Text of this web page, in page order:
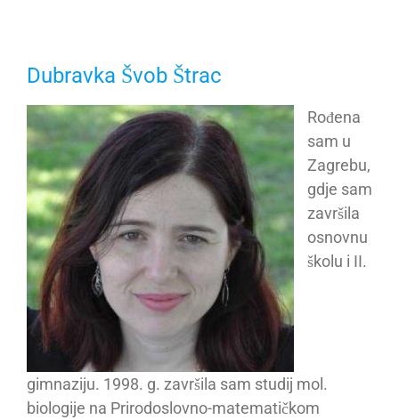
Dubravka Švob Štrac
Rođena
sam u
Zagrebu,
gdje sam
završila
osnovnu
školu i II.
gimnaziju. 1998. g. završila sam studij mol.
biologije na Prirodoslovno-matematičkom